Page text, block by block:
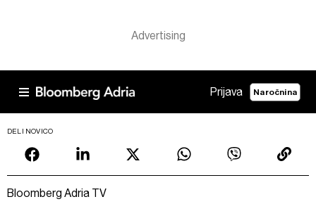
Prijava Naročnina
DELI NOVICO
Bloomberg Adria TV